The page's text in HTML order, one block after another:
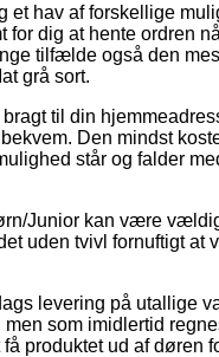
et hav af forskellige
for dig at hente ordren
tilfælde også den
grå sort.
til din
Den mindst
står og falder
Junior kan være
uden tvivl fornuftigt
levering på utallige
som imidlertid
produktet ud af døren